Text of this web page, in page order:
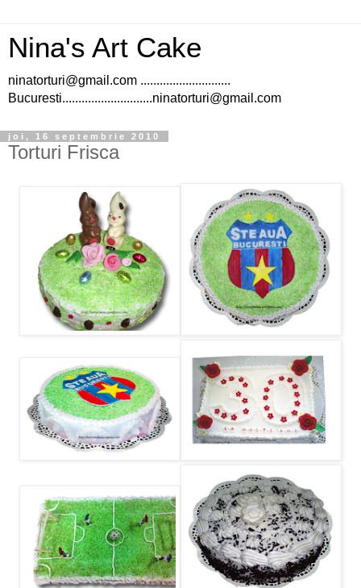
Nina's Art Cake
ninatorturi@gmail.com ............................
Bucuresti............................ninatorturi@gmail.com
joi, 16 septembrie 2010
Torturi Frisca